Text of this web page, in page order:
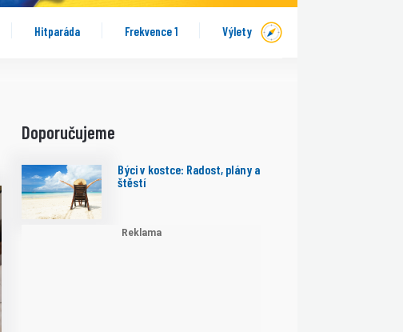
Hitparáda Frekvence 1 Výlety
Doporučujeme
Býci v kostce: Radost, plány a
štěstí